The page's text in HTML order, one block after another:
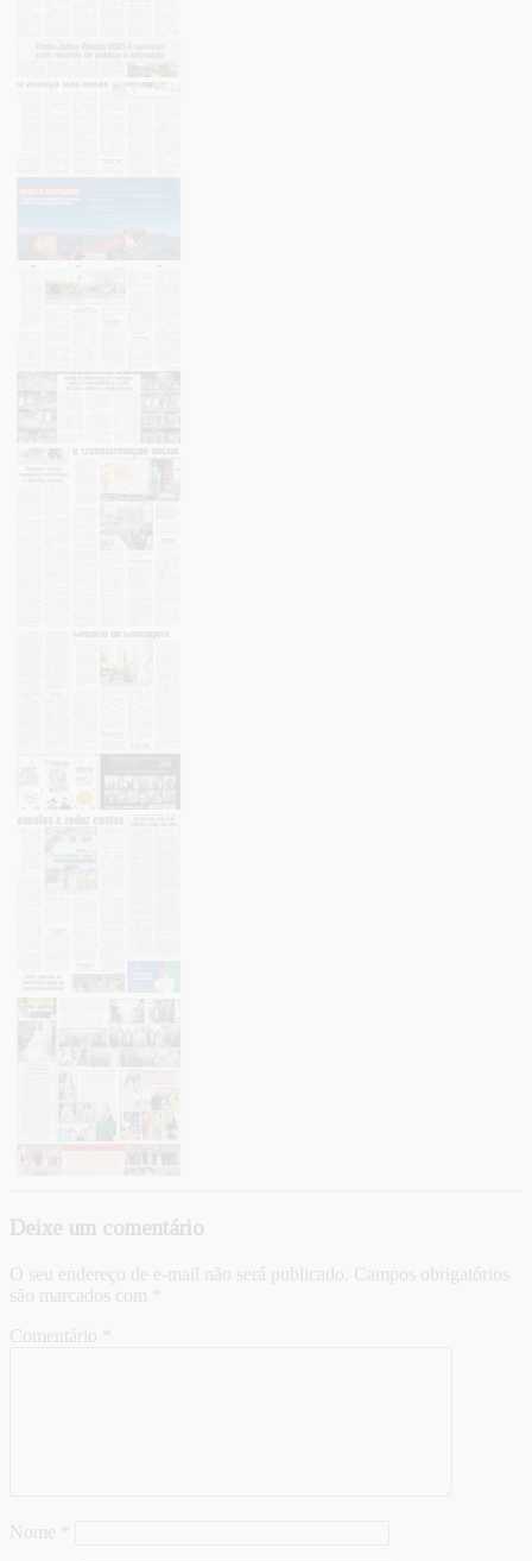
Deixe um comentário
O seu endereço de e-mail não será publicado. Campos obrigatórios
são marcados com
Comentário
Nome